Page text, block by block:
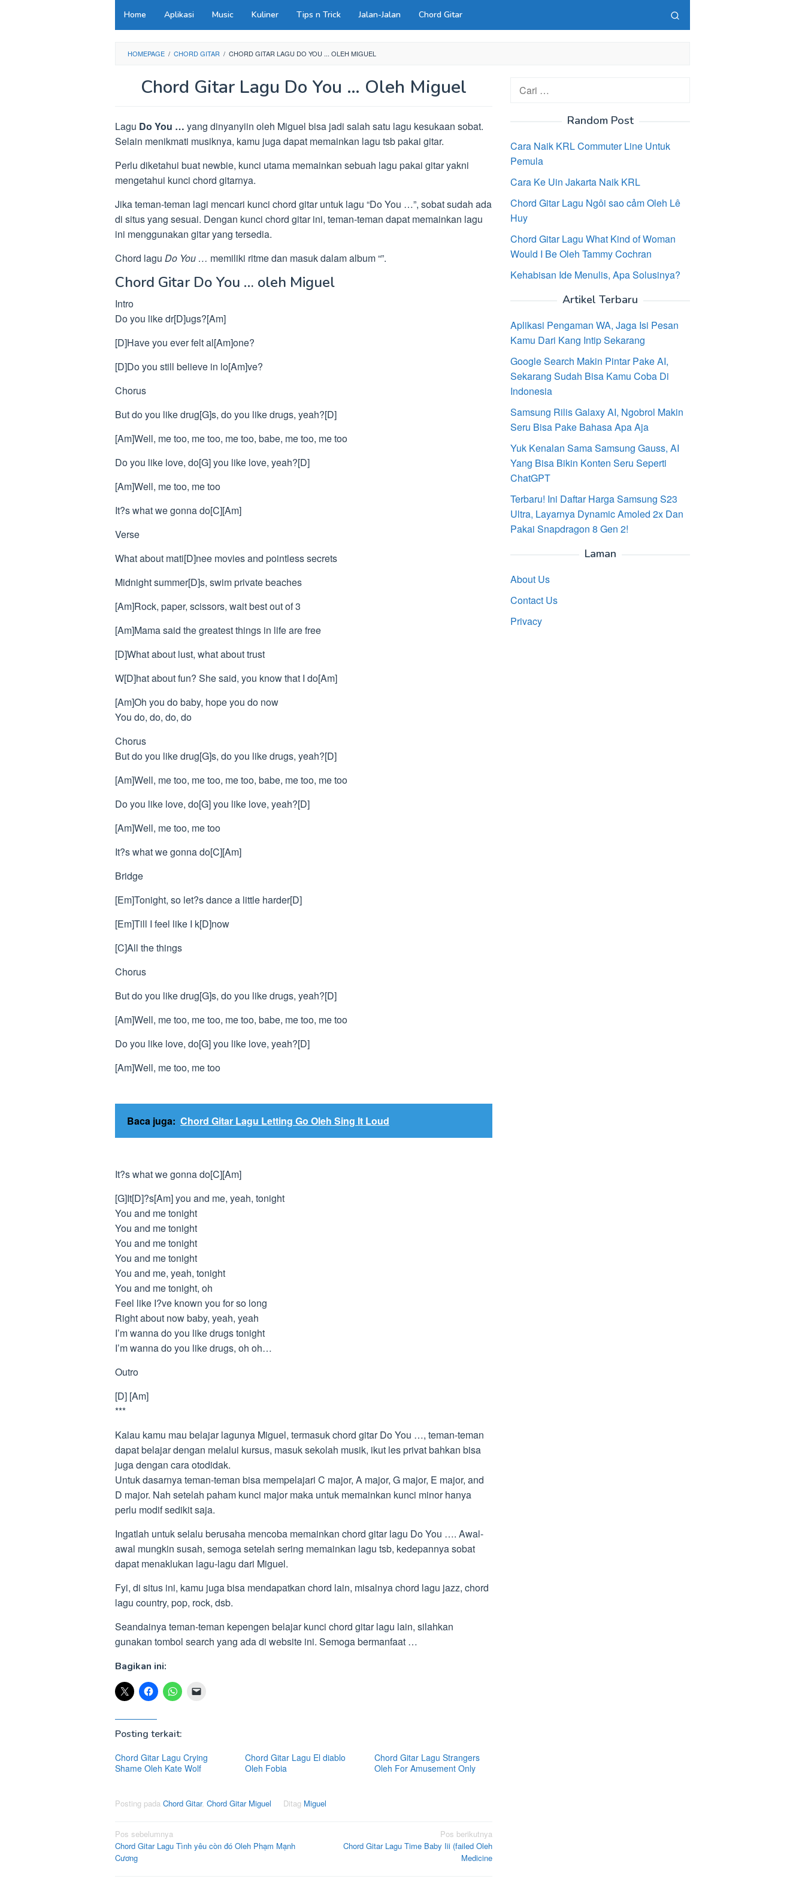
Home Aplikasi Music Kuliner Tips n Trick Jalan-Jalan Chord Gitar
HOMEPAGE / CHORD GITAR / CHORD GITAR LAGU DO YOU ... OLEH MIGUEL
Chord Gitar Lagu Do You … Oleh Miguel
Lagu Do You … yang dinyanyiin oleh Miguel bisa jadi salah satu lagu kesukaan sobat.
Selain menikmati musiknya, kamu juga dapat memainkan lagu tsb pakai gitar.
Perlu diketahui buat newbie, kunci utama memainkan sebuah lagu pakai gitar yakni
mengetahui kunci chord gitarnya.
Jika teman-teman lagi mencari kunci chord gitar untuk lagu “Do You …”, sobat sudah ada
di situs yang sesuai. Dengan kunci chord gitar ini, teman-teman dapat memainkan lagu
ini menggunakan gitar yang tersedia.
Chord lagu Do You … memiliki ritme dan masuk dalam album “”.
Chord Gitar Do You … oleh Miguel
Intro
Do you like dr[D]ugs?[Am]
[D]Have you ever felt al[Am]one?
[D]Do you still believe in lo[Am]ve?
Chorus
But do you like drug[G]s, do you like drugs, yeah?[D]
[Am]Well, me too, me too, me too, babe, me too, me too
Do you like love, do[G] you like love, yeah?[D]
[Am]Well, me too, me too
It?s what we gonna do[C][Am]
Verse
What about mati[D]nee movies and pointless secrets
Midnight summer[D]s, swim private beaches
[Am]Rock, paper, scissors, wait best out of 3
[Am]Mama said the greatest things in life are free
[D]What about lust, what about trust
W[D]hat about fun? She said, you know that I do[Am]
[Am]Oh you do baby, hope you do now
You do, do, do, do
Chorus
But do you like drug[G]s, do you like drugs, yeah?[D]
[Am]Well, me too, me too, me too, babe, me too, me too
Do you like love, do[G] you like love, yeah?[D]
[Am]Well, me too, me too
It?s what we gonna do[C][Am]
Bridge
[Em]Tonight, so let?s dance a little harder[D]
[Em]Till I feel like I k[D]now
[C]All the things
Chorus
But do you like drug[G]s, do you like drugs, yeah?[D]
[Am]Well, me too, me too, me too, babe, me too, me too
Do you like love, do[G] you like love, yeah?[D]
[Am]Well, me too, me too
Baca juga: Chord Gitar Lagu Letting Go Oleh Sing It Loud
It?s what we gonna do[C][Am]
[G]It[D]?s[Am] you and me, yeah, tonight
You and me tonight
You and me tonight
You and me tonight
You and me tonight
You and me, yeah, tonight
You and me tonight, oh
Feel like I?ve known you for so long
Right about now baby, yeah, yeah
I’m wanna do you like drugs tonight
I’m wanna do you like drugs, oh oh…
Outro
[D] [Am]
***
Kalau kamu mau belajar lagunya Miguel, termasuk chord gitar Do You …, teman-teman
dapat belajar dengan melalui kursus, masuk sekolah musik, ikut les privat bahkan bisa
juga dengan cara otodidak.
Untuk dasarnya teman-teman bisa mempelajari C major, A major, G major, E major, and
D major. Nah setelah paham kunci major maka untuk memainkan kunci minor hanya
perlu modif sedikit saja.
Ingatlah untuk selalu berusaha mencoba memainkan chord gitar lagu Do You …. Awal-
awal mungkin susah, semoga setelah sering memainkan lagu tsb, kedepannya sobat
dapat menaklukan lagu-lagu dari Miguel.
Fyi, di situs ini, kamu juga bisa mendapatkan chord lain, misalnya chord lagu jazz, chord
lagu country, pop, rock, dsb.
Seandainya teman-teman kepengen belajar kunci chord gitar lagu lain, silahkan
gunakan tombol search yang ada di website ini. Semoga bermanfaat …
Bagikan ini:
Posting terkait:
Chord Gitar Lagu Crying
Shame Oleh Kate Wolf
Chord Gitar Lagu El diablo
Oleh Fobia
Chord Gitar Lagu Strangers
Oleh For Amusement Only
Posting pada Chord Gitar, Chord Gitar Miguel Ditag Miguel
Navigasi
pos
Pos sebelumnya
Chord Gitar Lagu Tình yêu còn đó Oleh Phạm Mạnh
Cương
Pos berikutnya
Chord Gitar Lagu Time Baby Iii (failed Oleh
Medicine
Cari
Random Post
Cara Naik KRL Commuter Line Untuk
Pemula
Cara Ke Uin Jakarta Naik KRL
Chord Gitar Lagu Ngôi sao cảm Oleh Lê
Huy
Chord Gitar Lagu What Kind of Woman
Would I Be Oleh Tammy Cochran
Kehabisan Ide Menulis, Apa Solusinya?
Artikel Terbaru
Aplikasi Pengaman WA, Jaga Isi Pesan
Kamu Dari Kang Intip Sekarang
Google Search Makin Pintar Pake AI,
Sekarang Sudah Bisa Kamu Coba Di
Indonesia
Samsung Rilis Galaxy AI, Ngobrol Makin
Seru Bisa Pake Bahasa Apa Aja
Yuk Kenalan Sama Samsung Gauss, AI
Yang Bisa Bikin Konten Seru Seperti
ChatGPT
Terbaru! Ini Daftar Harga Samsung S23
Ultra, Layarnya Dynamic Amoled 2x Dan
Pakai Snapdragon 8 Gen 2!
Laman
About Us
Contact Us
Privacy